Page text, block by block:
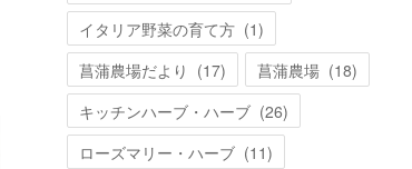
イタリア野菜の育て方 (1)
菖蒲農場だより (17) 菖蒲農場 (18)
キッチンハーブ・ハーブ (26)
ローズマリー・ハーブ (11)